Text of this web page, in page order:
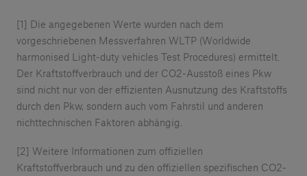
[1] Die angegebenen Werte wurden nach dem
vorgeschriebenen Messverfahren WLTP (Worldwide
harmonised Light-duty vehicles Test Procedures) ermittelt.
Der Kraftstoffverbrauch und der CO2-Ausstoß eines Pkw
sind nicht nur von der effizienten Ausnutzung des Kraftstoffs
durch den Pkw, sondern auch vom Fahrstil und anderen
nichttechnischen Faktoren abhängig.
[2] Weitere Informationen zum offiziellen
Kraftstoffverbrauch und zu den offiziellen spezifischen CO2-